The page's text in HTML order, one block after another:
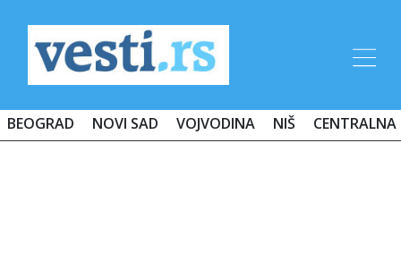
BEOGRAD NOVI SAD VOJVODINA NIŠ CENTRALNA